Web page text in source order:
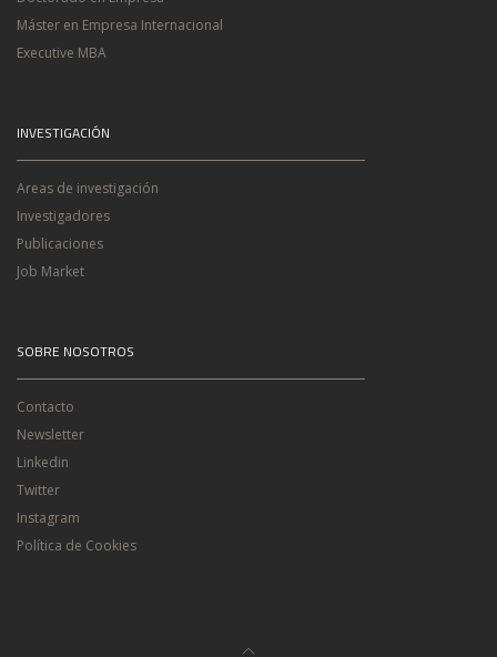
Máster en Empresa Internacional
Executive MBA
INVESTIGACIÓN
Areas de investigación
Investigadores
Publicaciones
Job Market
SOBRE NOSOTROS
Contacto
Newsletter
Linkedin
Twitter
Instagram
Política de Cookies